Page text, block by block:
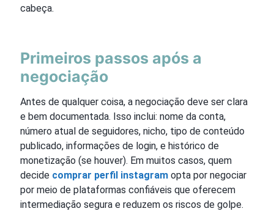
cabeça.
Primeiros passos após a
negociação
Antes de qualquer coisa, a negociação deve ser clara
e bem documentada. Isso inclui: nome da conta,
número atual de seguidores, nicho, tipo de conteúdo
publicado, informações de login, e histórico de
monetização (se houver). Em muitos casos, quem
decide comprar perfil instagram opta por negociar
por meio de plataformas confiáveis que oferecem
intermediação segura e reduzem os riscos de golpe.